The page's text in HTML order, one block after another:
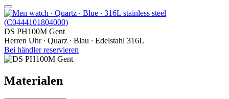
DS PH100M Gent
Herren Uhr ∙ Quarz ∙ Blau ∙ Edelstahl 316L
Bei händler reservieren
Materialen